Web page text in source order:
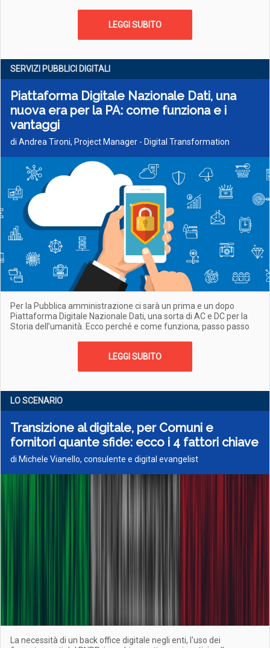
LEGGI SUBITO
SERVIZI PUBBLICI DIGITALI
Piattaforma Digitale Nazionale Dati, una
nuova era per la PA: come funziona e i
vantaggi
di Andrea Tironi, Project Manager - Digital Transformation
Per la Pubblica amministrazione ci sarà un prima e un dopo
Piattaforma Digitale Nazionale Dati, una sorta di AC e DC per la
Storia dell’umanità. Ecco perché e come funziona, passo passo
LEGGI SUBITO
LO SCENARIO
Transizione al digitale, per Comuni e
fornitori quante sfide: ecco i 4 fattori chiave
di Michele Vianello, consulente e digital evangelist
La necessità di un back office digitale negli enti, l'uso dei